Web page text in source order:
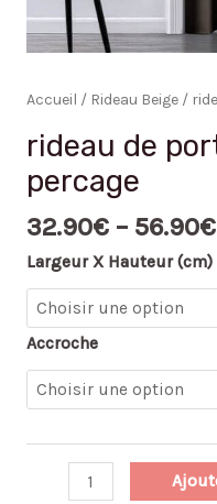
Accueil / Rideau Beige/
rideau de
percage
32.90€– 56.90€
Largeur X Hauteur (cm)
Accroche